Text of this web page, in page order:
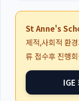
St Anne's
제적,사회적 환
류 접수후 진행